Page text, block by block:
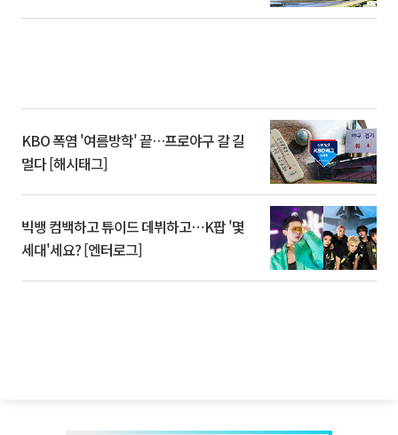
KBO 폭염 '여름방학' 끝…프로야구 갈 길
멀다 [해시태그]
빅뱅 컴백하고 튜이드 데뷔하고⋯K팝 '몇
세대'세요? [엔터로그]